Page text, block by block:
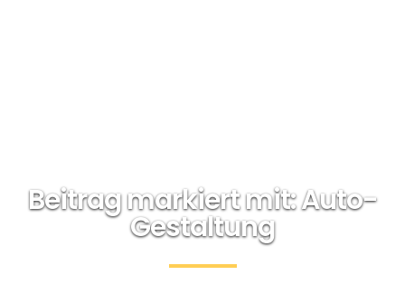
Beitrag markiert mit: Auto-
Gestaltung